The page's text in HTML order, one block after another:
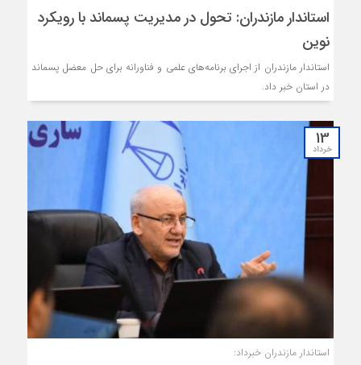
استاندار مازندران: تحول در مدیریت پسماند با رویکرد
نوین
استاندار مازندران از اجرای برنامه‌های علمی و فناورانه برای حل معضل پسماند
در استان خبر داد. ‎
13
خرداد
استاندار مازندران خبرداد: